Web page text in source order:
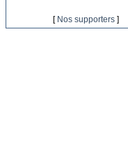
[ Nos supporters]